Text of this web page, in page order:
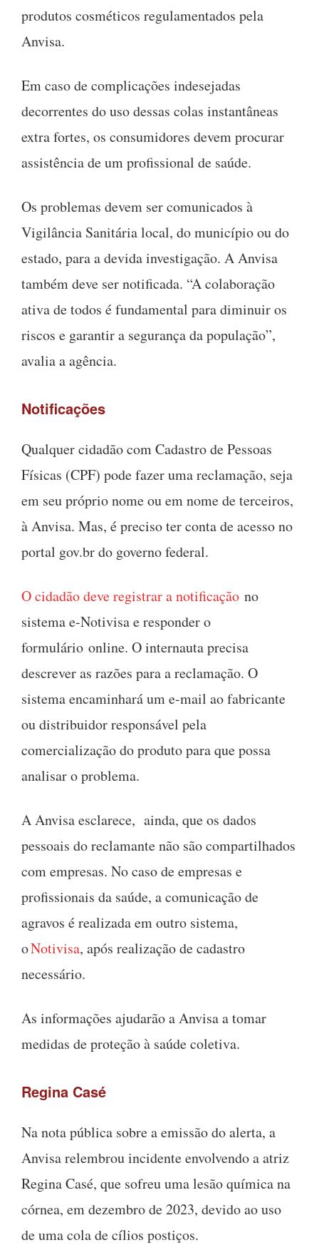
produtos cosméticos regulamentados pela
Anvisa.
Em caso de complicações indesejadas
decorrentes do uso dessas colas instantâneas
extra fortes, os consumidores devem procurar
assistência de um profissional de saúde.
Os problemas devem ser comunicados à
Vigilância Sanitária local, do município ou do
estado, para a devida investigação. A Anvisa
também deve ser notificada. “A colaboração
ativa de todos é fundamental para diminuir os
riscos e garantir a segurança da população”,
avalia a agência.
Notificações
Qualquer cidadão com Cadastro de Pessoas
Físicas (CPF) pode fazer uma reclamação, seja
em seu próprio nome ou em nome de terceiros,
à Anvisa. Mas, é preciso ter conta de acesso no
portal gov.br do governo federal.
O cidadão deve registrar a notificação no
sistema e-Notivisa e responder o
formulário online. O internauta precisa
descrever as razões para a reclamação. O
sistema encaminhará um e-mail ao fabricante
ou distribuidor responsável pela
comercialização do produto para que possa
analisar o problema.
A Anvisa esclarece, ainda, que os dados
pessoais do reclamante não são compartilhados
com empresas. No caso de empresas e
profissionais da saúde, a comunicação de
agravos é realizada em outro sistema,
oNotivisa, após realização de cadastro
necessário.
As informações ajudarão a Anvisa a tomar
medidas de proteção à saúde coletiva.
Regina Casé
Na nota pública sobre a emissão do alerta, a
Anvisa relembrou incidente envolvendo a atriz
Regina Casé, que sofreu uma lesão química na
córnea, em dezembro de 2023, devido ao uso
de uma cola de cílios postiços.